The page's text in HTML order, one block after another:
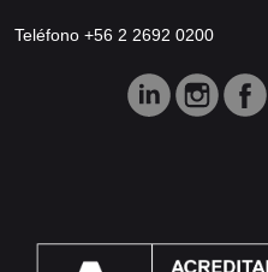
Teléfono +56 2 2692 0200